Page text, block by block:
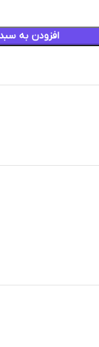
افزودن به